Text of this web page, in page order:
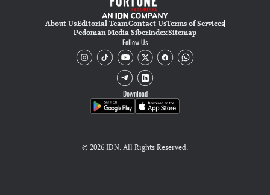
About UsEditorial TeamContact UsTerms of Services
Pedoman Media SiberIndexSitemap
Follow Us
Download
© 2026 IDN. All Rights Reserved.